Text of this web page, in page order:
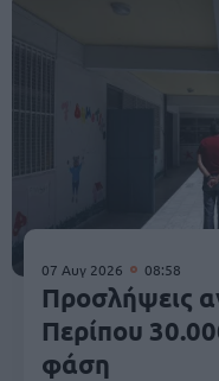
07 Αυγ 2026 08:58
Προσλήψεις
Περίπου
φάση